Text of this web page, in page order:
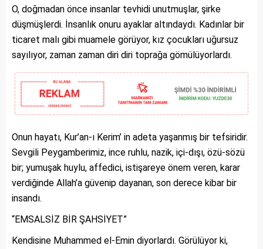
O, doğmadan önce insanlar tevhidi unutmuşlar, şirke
düşmüşlerdi. İnsanlık onuru ayaklar altındaydı. Kadınlar bir
ticaret malı gibi muamele görüyor, kız çocukları uğursuz
sayılıyor, zaman zaman diri diri toprağa gömülüyorlardı.
Onun hayatı, Kur’an-ı Kerim’ in adeta yaşanmış bir tefsiridir.
Sevgili Peygamberimiz, ince ruhlu, nazik, içi-dışı, özü-sözü
bir; yumuşak huylu, affedici, istişareye önem veren, karar
verdiğinde Allah’a güvenip dayanan, son derece kibar bir
insandı.
“EMSALSİZ BİR ŞAHSİYET”
Kendisine Muhammed el-Emin diyorlardı. Görülüyor ki,